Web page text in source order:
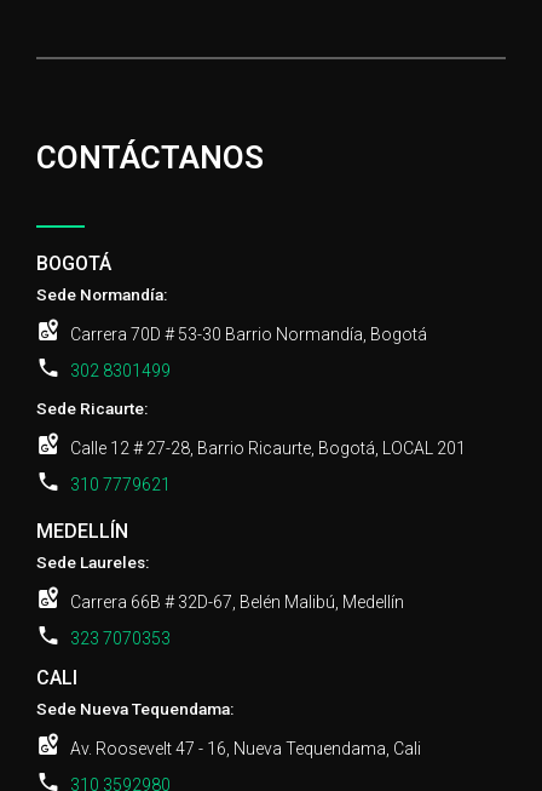
CONTÁCTANOS
BOGOTÁ
Sede Normandía:
Carrera 70D # 53-30 Barrio Normandía, Bogotá
302 8301499
Sede Ricaurte:
Calle 12 # 27-28, Barrio Ricaurte, Bogotá, LOCAL 201
310 7779621
MEDELLÍN
Sede Laureles:
Carrera 66B # 32D-67, Belén Malibú, Medellín
323 7070353
CALI
Sede Nueva Tequendama:
Av. Roosevelt 47 - 16, Nueva Tequendama, Cali
310 3592980